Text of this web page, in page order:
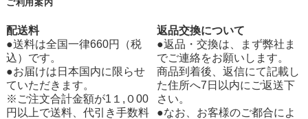
ご利用案内
配送料
●送料は全国一律660円（税
込）です。
●お届けは日本国内に限らせ
ていただきます。
※ご注文合計金額が1１,０00
円以上で送料、代引き手数料
返品交換について
●返品・交換は、まず弊社ま
でご連絡をお願いします。
商品到着後、返信にて記載し
た住所へ7日以内にご返送下
さい。
●なお、お客様のご都合によ